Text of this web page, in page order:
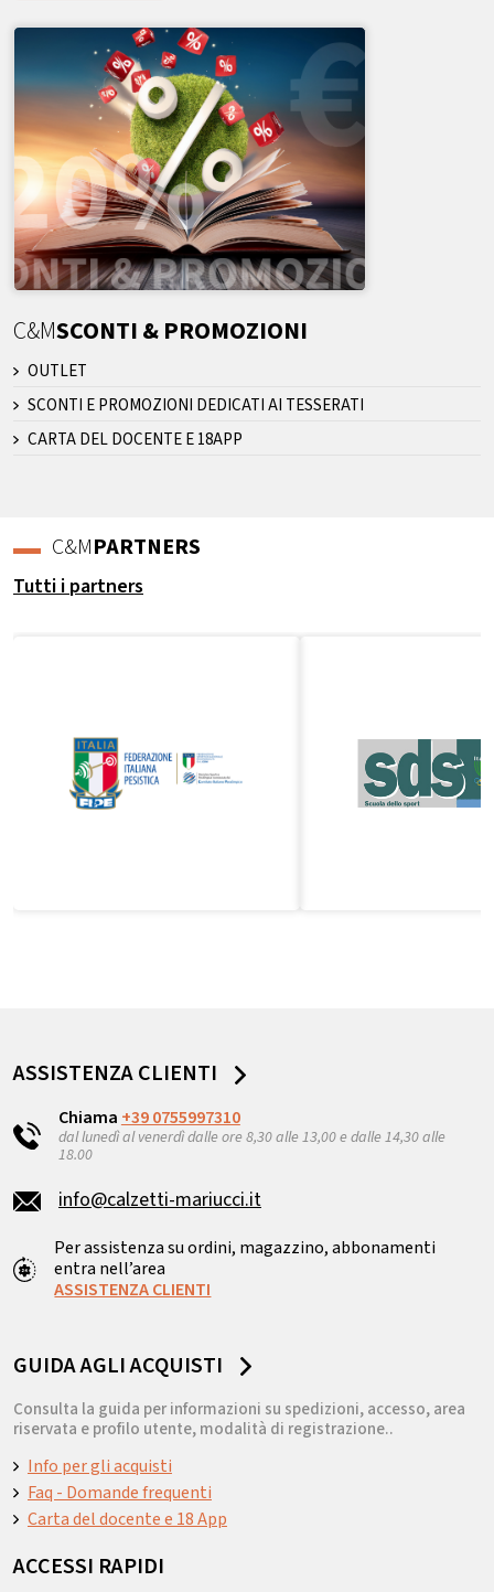
C&MSCONTI & PROMOZIONI
OUTLET
SCONTI E PROMOZIONI DEDICATI AI TESSERATI
CARTA DEL DOCENTE E 18APP
C&MPARTNERS
Tutti i partners
ASSISTENZA CLIENTI
Chiama +39 0755997310
dal lunedì al venerdì dalle ore 8,30 alle 13,00 e dalle 14,30 alle
18.00
info@calzetti-mariucci.it
Per assistenza su ordini, magazzino, abbonamenti
entra nell’area
ASSISTENZA CLIENTI
GUIDA AGLI ACQUISTI
Consulta la guida per informazioni su spedizioni, accesso, area
riservata e profilo utente, modalità di registrazione..
Info per gli acquisti
Faq - Domande frequenti
Carta del docente e 18 App
ACCESSI RAPIDI